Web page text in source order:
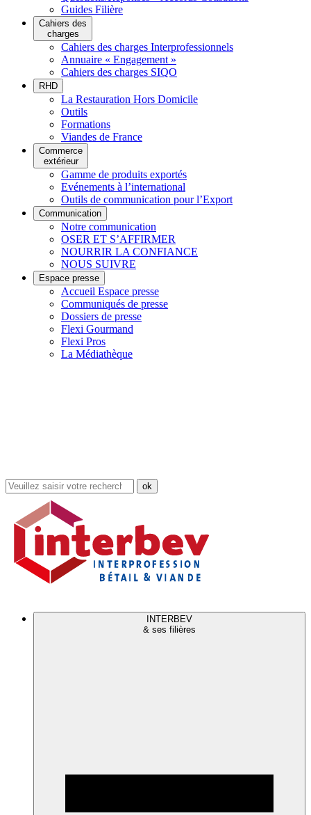
Guides Filière
Cahiers des
charges
Cahiers des charges Interprofessionnels
Annuaire « Engagement »
Cahiers des charges SIQO
RHD
La Restauration Hors Domicile
Outils
Formations
Viandes de France
Commerce
extérieur
Gamme de produits exportés
Evénements à l’international
Outils de communication pour l’Export
Communication
Notre communication
OSER ET S’AFFIRMER
NOURRIR LA CONFIANCE
NOUS SUIVRE
Espace presse
Accueil Espace presse
Communiqués de presse
Dossiers de presse
Flexi Gourmand
Flexi Pros
La Médiathèque
Rechercher
dans
site
INTERBEV
& ses filières